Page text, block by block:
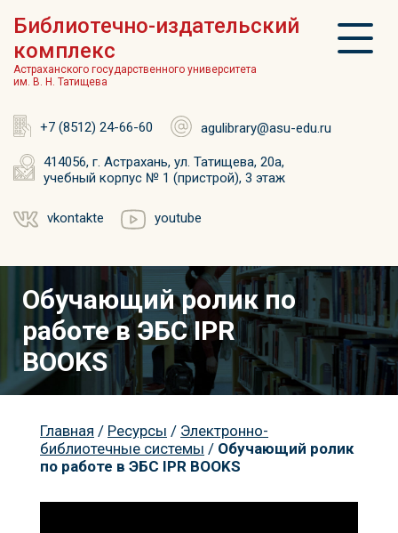
Библиотечно-издательский
комплекс
Астраханского государственного университета
им. В. Н. Татищева
+7 (8512) 24-66-60 agulibrary@asu-edu.ru
414056, г. Астрахань, ул. Татищева, 20а,
учебный корпус № 1 (пристрой), 3 этаж
vkontakte youtube
Обучающий ролик по
работе в ЭБС IPR
BOOKS
Главная / Ресурсы / Электронно-
библиотечные системы / Обучающий ролик
по работе в ЭБС IPR BOOKS